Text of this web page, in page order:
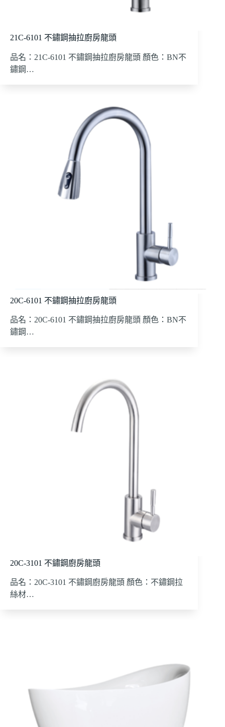
21C-6101 不鏽鋼抽拉廚房龍頭
品名：21C-6101 不鏽鋼抽拉廚房龍頭 顏色：BN不
鏽鋼…
20C-6101 不鏽鋼抽拉廚房龍頭
品名：20C-6101 不鏽鋼抽拉廚房龍頭 顏色：BN不
鏽鋼…
20C-3101 不鏽鋼廚房龍頭
品名：20C-3101 不鏽鋼廚房龍頭 顏色：不鏽鋼拉
絲材…